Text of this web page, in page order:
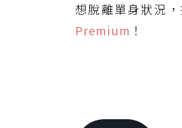
想脫離單身狀況
Premium ！